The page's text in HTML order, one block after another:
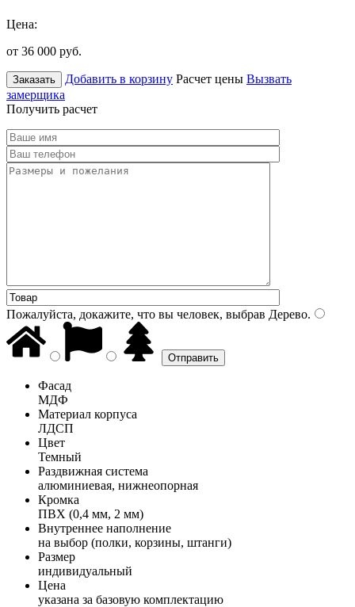
Цена:
от 36 000 руб.
Заказать Добавить в корзину Расчет цены Вызвать
замерщика
Получить расчет
Пожалуйста, докажите, что вы человек, выбрав Дерево.
Фасад
МДФ
Материал корпуса
ЛДСП
Цвет
Темный
Раздвижная система
алюминиевая, нижнеопорная
Кромка
ПВХ (0,4 мм, 2 мм)
Внутреннее наполнение
на выбор (полки, корзины, штанги)
Размер
индивидуальный
Цена
указана за базовую комплектацию